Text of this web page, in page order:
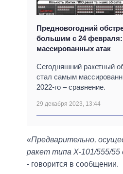
Предновогодний
большим с 24 февраля:
массированных атак
Сегодняшний ракетный
стал самым
2022-го – сравнение.
29 декабря 2023, 13:44
«Предварительно,
ракет типа Х-101/555/55
- говорится в сообщении.